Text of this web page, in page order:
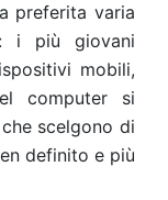
preferita varia
i più giovani
mobili,
computer si
scelgono di
definito e più